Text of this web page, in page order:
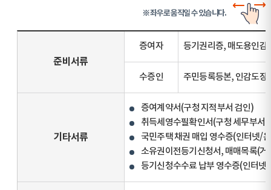
※ 좌우로 움직일 수 있습니다.
준비서류
증여자 등기권리증, 매도용인감
수증인 주민등록등본, 인감도장
기타서류
증여계약서(구청 지적부서 검인)
취득세영수필확인서(구청 세무부서)
국민주택 채권 매입 영수증(인터넷/
소유권이전등기신청서, 매매목록(
등기신청수수료 납부 영수증(인터넷